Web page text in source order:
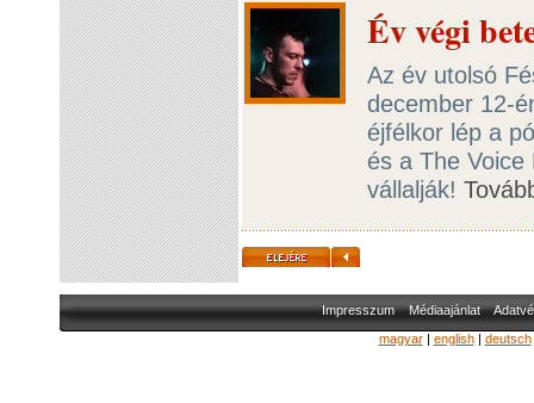
Év végi
Az év utolsó
december 12-
éjfélkor lép a
és a The
vállalják!
Impresszum Médiaajánlat
magyar| english| deutsch